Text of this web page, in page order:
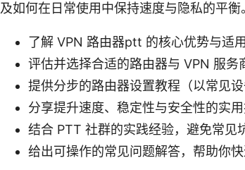
及如何在日常使用中保持速度与隐私的平
了解 VPN 路由器ptt 的核心优势与适
评估并选择合适的路由器与 VPN 服务
提供分步的路由器设置教程（以常见设
分享提升速度、稳定性与安全性的实
结合 PTT 社群的实践经验，避免常见
给出可操作的常见问题解答，帮助你